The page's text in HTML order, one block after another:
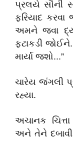
પ્રલયે સૌની
ફરિયાદ
અમને જવા
ફટાકડી
માર્યા જશો...”
ચારેય જંગલી
રહ્યા.
અચાનક
અને તેને દબાવી